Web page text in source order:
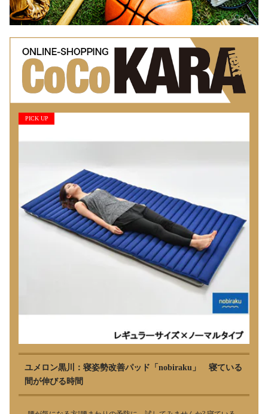
PICK UP
ユメロン黒川：寝姿勢改善パッド「nobiraku」 寝ている
間が伸びる時間